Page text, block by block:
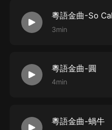
粵語金曲-So
3min
粵語金曲-圓
4min
粵語金曲-蝸牛